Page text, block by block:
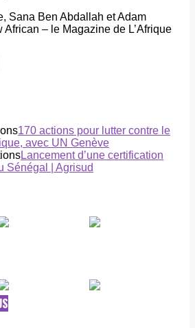
Sana Ben Abdallah et Adam
– le Magazine de L’Afrique
170 actions pour lutter contre le
avec UN Genève
Lancement d’une certification
Sénégal | Agrisud